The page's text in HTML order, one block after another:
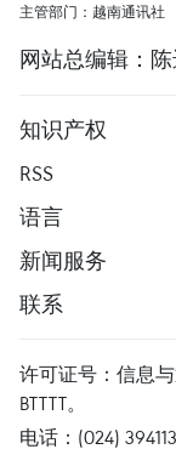
主管部门：越南通讯社
网站总编辑：
知识产权
RSS
语言
新闻服务
联系
许可证号：信息与
BTTTT。
电话：(024)